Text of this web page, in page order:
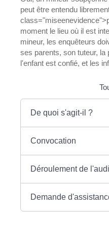
peut être entendu
moment le lieu où il est
mineur, les enquêteurs
ses parents, son tuteur, la
l'enfant est confié, et les
De quoi s'agit-il ?
Convocation
Déroulement de
Demande